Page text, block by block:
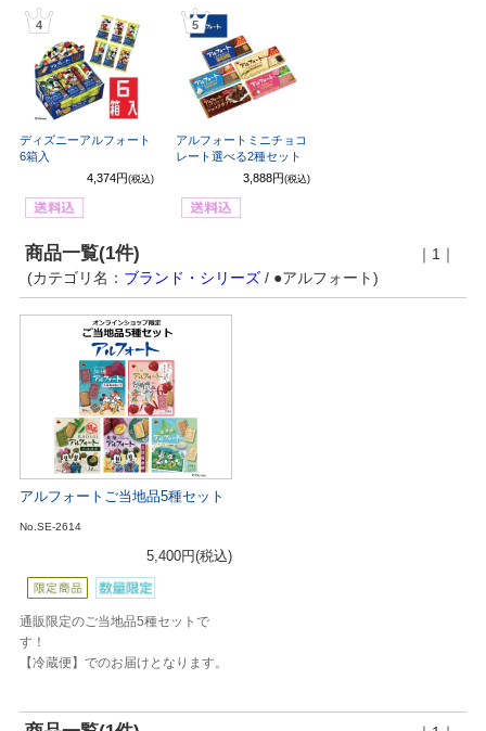
4
ディズニーアルフォート
6箱入
4,374円 (税込)
5
アルフォートミニチョコ
レート選べる2種セット
3,888円 (税込)
商品一覧(1件)
｜1｜
(カテゴリ名： ブランド・シリーズ/ ●アルフォート)
アルフォートご当地品5種セット
No.SE-2614
5,400円(税込)
通販限定のご当地品5種セットで
す！
【冷蔵便】でのお届けとなります。